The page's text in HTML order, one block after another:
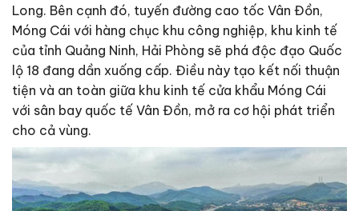
Long. Bên cạnh đó, tuyến đường cao tốc Vân Đồn,
Móng Cái với hàng chục khu công nghiệp, khu kinh tế
của tỉnh Quảng Ninh, Hải Phòng sẽ phá độc đạo Quốc
lộ 18 đang dần xuống cấp. Điều này tạo kết nối thuận
tiện và an toàn giữa khu kinh tế cửa khẩu Móng Cái
với sân bay quốc tế Vân Đồn, mở ra cơ hội phát triển
cho cả vùng.